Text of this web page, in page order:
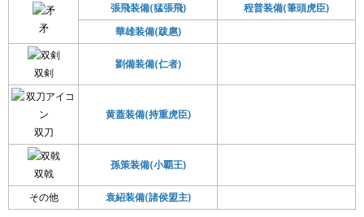
矛
張飛装備(猛張飛)
程普装備(筆頭虎臣)
華雄装備(跋扈)
双剣
劉備装備(仁者)
双刀
黄蓋装備(持重虎臣)
双戟
孫策装備(小覇王)
その他 袁紹装備(諸侯盟主)